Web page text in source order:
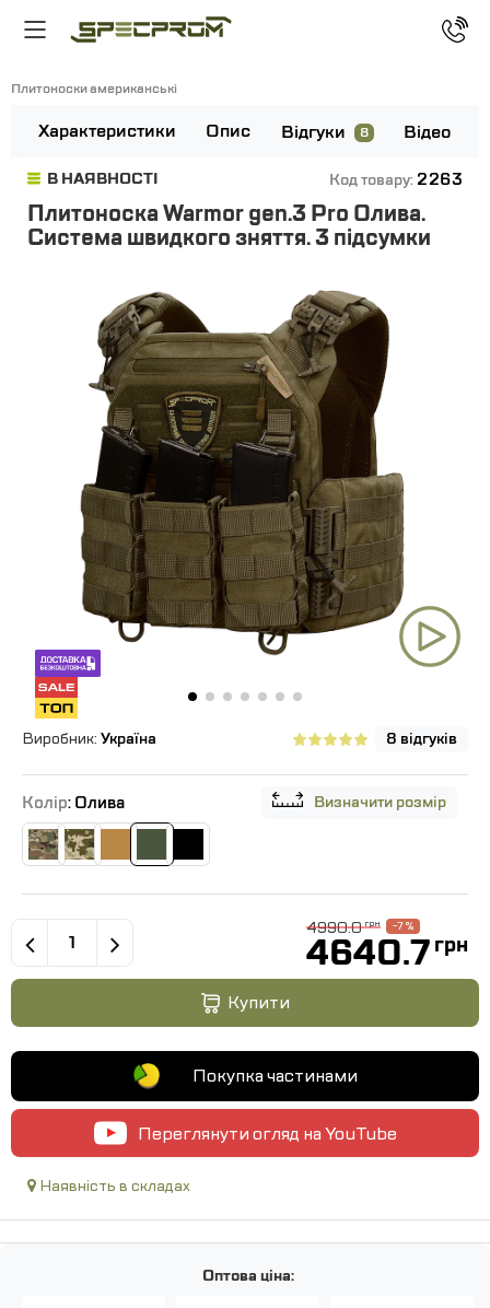
Плитоноски американські
Характеристики Опис Відгуки 8 Відео
В НАЯВНОСТІ Код товару: 2263
Плитоноска Warmor gen.3 Pro Олива.
Система швидкого зняття. 3 підсумки
8 відгуків
Виробник: Україна
Визначити розмір
Колір: Олива
4990.0грн -7 %
4640.7грн
Купити
Покупка частинами
Переглянути огляд на YouTube
Наявність в складах
Оптова ціна: